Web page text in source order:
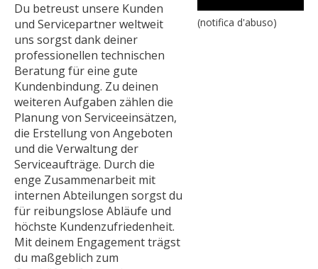
Du betreust unsere Kunden
und Servicepartner weltweit
uns sorgst dank deiner
professionellen technischen
Beratung für eine gute
Kundenbindung. Zu deinen
weiteren Aufgaben zählen die
Planung von Serviceeinsätzen,
die Erstellung von Angeboten
und die Verwaltung der
Serviceaufträge. Durch die
enge Zusammenarbeit mit
internen Abteilungen sorgst du
für reibungslose Abläufe und
höchste Kundenzufriedenheit.
Mit deinem Engagement trägst
du maßgeblich zum
(notifica d'abuso)